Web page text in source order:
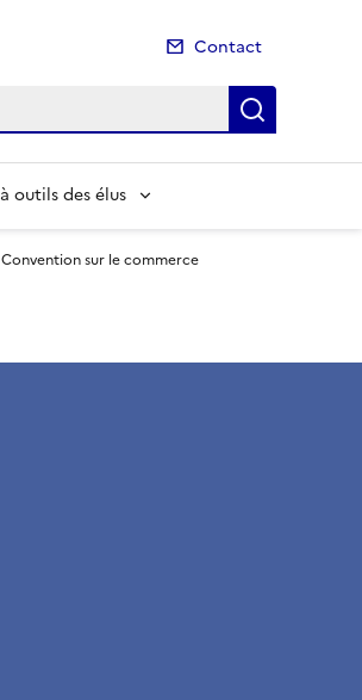
Contact
outils des élus
Convention sur le commerce